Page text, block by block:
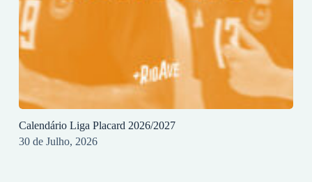
Calendário Liga Placard 2026/2027
30 de Julho, 2026